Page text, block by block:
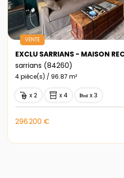
VENTE
sarrians (84260)
4 pièce(s) / 96.87 m²
x 2 x 4 x 3
296 200 €